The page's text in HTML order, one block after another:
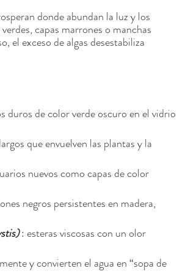
donde abundan la luz y los
capas marrones o manchas
el exceso de algas desestabiliza
duros de color verde oscuro en el vidrio
que envuelven las plantas y la
nuevos como capas de color
negros persistentes en madera,
: esteras viscosas con un olor
y convierten el agua en “sopa de